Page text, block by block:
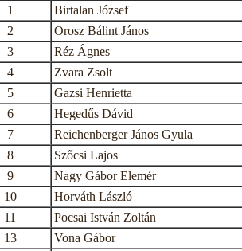
1
Birtalan József
2
Orosz Bálint János
3
Réz Ágnes
4
Zvara Zsolt
5
Gazsi Henrietta
6
Hegedűs Dávid
7
Reichenberger János Gyula
8
Szőcsi Lajos
9
Nagy Gábor Elemér
10
Horváth László
11
Pocsai István Zoltán
13
Vona Gábor